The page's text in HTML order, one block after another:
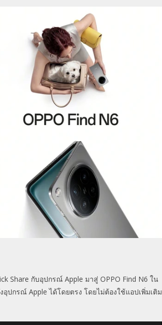
Share กับอุปกรณ์ Apple มาสู่ OPPO Find N6 ใน
ปกรณ์ Apple ได้โดยตรง โดยไม่ต้องใช้แอปเพิ่มเติม